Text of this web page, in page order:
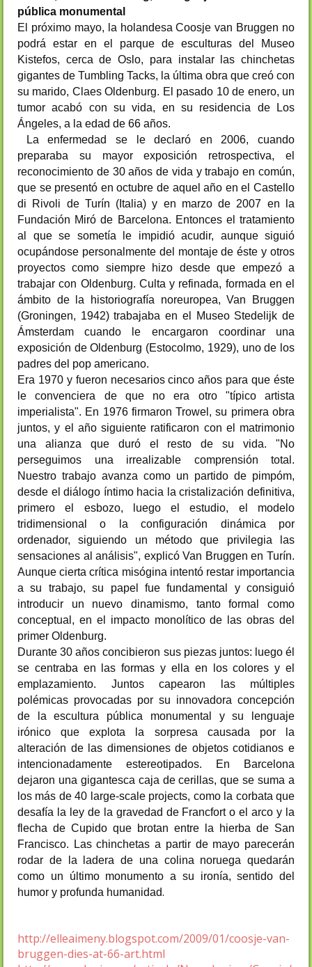
pública monumental
El próximo mayo, la holandesa Coosje van Bruggen no
podrá estar en el parque de esculturas del Museo
Kistefos, cerca de Oslo, para instalar las chinchetas
gigantes de Tumbling Tacks, la última obra que creó con
su marido, Claes Oldenburg. El pasado 10 de enero, un
tumor acabó con su vida, en su residencia de Los
Ángeles, a la edad de 66 años.
La enfermedad se le declaró en 2006, cuando
preparaba su mayor exposición retrospectiva, el
reconocimiento de 30 años de vida y trabajo en común,
que se presentó en octubre de aquel año en el Castello
di Rivoli de Turín (Italia) y en marzo de 2007 en la
Fundación Miró de Barcelona. Entonces el tratamiento
al que se sometía le impidió acudir, aunque siguió
ocupándose personalmente del montaje de éste y otros
proyectos como siempre hizo desde que empezó a
trabajar con Oldenburg. Culta y refinada, formada en el
ámbito de la historiografía noreuropea, Van Bruggen
(Groningen, 1942) trabajaba en el Museo Stedelijk de
Ámsterdam cuando le encargaron coordinar una
exposición de Oldenburg (Estocolmo, 1929), uno de los
padres del pop americano.
Era 1970 y fueron necesarios cinco años para que éste
le convenciera de que no era otro "típico artista
imperialista". En 1976 firmaron Trowel, su primera obra
juntos, y el año siguiente ratificaron con el matrimonio
una alianza que duró el resto de su vida. "No
perseguimos una irrealizable comprensión total.
Nuestro trabajo avanza como un partido de pimpóm,
desde el diálogo íntimo hacia la cristalización definitiva,
primero el esbozo, luego el estudio, el modelo
tridimensional o la configuración dinámica por
ordenador, siguiendo un método que privilegia las
sensaciones al análisis", explicó Van Bruggen en Turín.
Aunque cierta crítica misógina intentó restar importancia
a su trabajo, su papel fue fundamental y consiguió
introducir un nuevo dinamismo, tanto formal como
conceptual, en el impacto monolítico de las obras del
primer Oldenburg.
Durante 30 años concibieron sus piezas juntos: luego él
se centraba en las formas y ella en los colores y el
emplazamiento. Juntos capearon las múltiples
polémicas provocadas por su innovadora concepción
de la escultura pública monumental y su lenguaje
irónico que explota la sorpresa causada por la
alteración de las dimensiones de objetos cotidianos e
intencionadamente estereotipados. En Barcelona
dejaron una gigantesca caja de cerillas, que se suma a
los más de 40 large-scale projects, como la corbata que
desafía la ley de la gravedad de Francfort o el arco y la
flecha de Cupido que brotan entre la hierba de San
Francisco. Las chinchetas a partir de mayo parecerán
rodar de la ladera de una colina noruega quedarán
como un último monumento a su ironía, sentido del
humor y profunda humanidad.
http://elleaimeny.blogspot.com/2009/01/coosje-van-
bruggen-dies-at-66-art.html